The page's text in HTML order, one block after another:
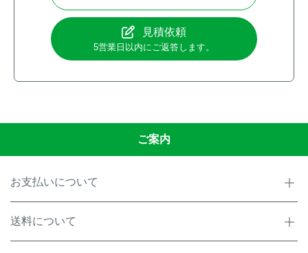
見積依頼
5営業日以内にご返答します。
ご案内
お支払いについて
送料について